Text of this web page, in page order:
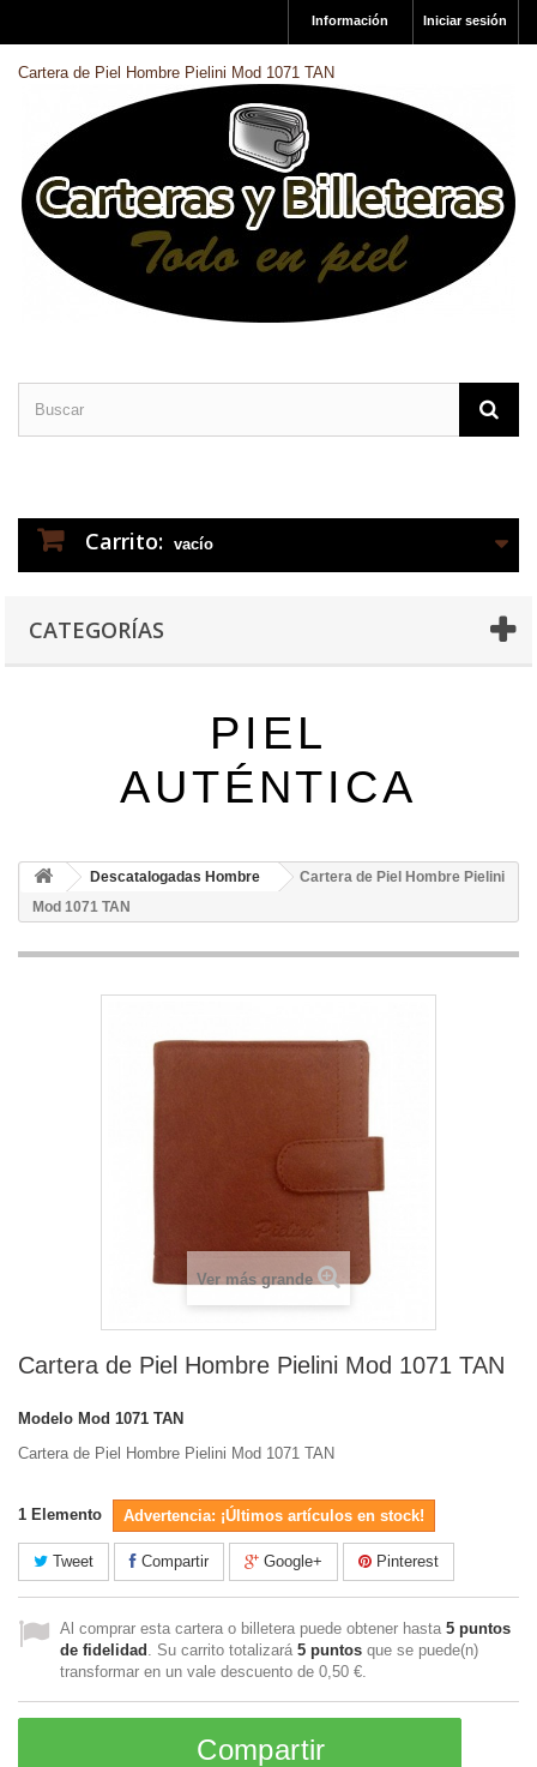
Iniciar sesión
Información
Cartera de Piel Hombre Pielini Mod 1071 TAN
Carrito: vacío
CATEGORÍAS
PIEL
AUTÉNTICA
Descatalogadas Hombre
Cartera de Piel Hombre Pielini
Mod 1071 TAN
Ver más grande
Cartera de Piel Hombre Pielini Mod 1071 TAN
Modelo Mod 1071 TAN
Cartera de Piel Hombre Pielini Mod 1071 TAN
1 Elemento Advertencia: ¡Últimos artículos en stock!
Tweet Compartir Google+ Pinterest
Al comprar esta cartera o billetera puede obtener hasta 5 puntos
de fidelidad . Su carrito totalizará 5 puntos que se puede(n)
transformar en un vale descuento de 0,50 €.
Compartir